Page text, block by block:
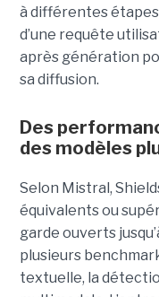
à différentes étapes
d’une requête
après génération
sa diffusion.
Des
des modèles
Selon Mistral,
équivalents ou
garde ouverts
plusieurs
textuelle, la